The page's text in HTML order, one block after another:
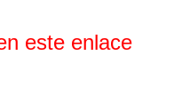
este enlace